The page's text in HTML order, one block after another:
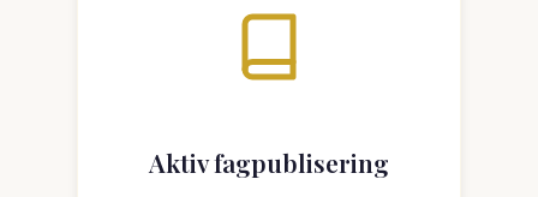
Aktiv fagpublisering